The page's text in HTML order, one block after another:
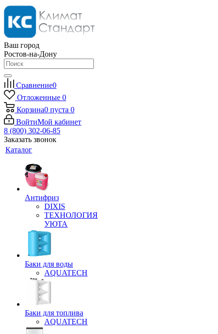
Ваш город
Ростов-на-Дону
Сравнение0
Отложенные 0
Корзина0 пуста 0
ВойтиМой кабинет
8 (800) 302-06-85
Заказать звонок
Каталог
Антифриз
DIXIS
ТЕХНОЛОГИЯ
УЮТА
Баки для воды
AQUATECH
Баки для топлива
AQUATECH